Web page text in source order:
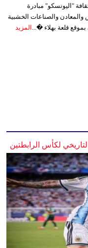
"اليونسكو" مبادرة
والمعادن والصناعات الخشبية
قلعة بهلاء �... المزيد
لكأس الرابطتين